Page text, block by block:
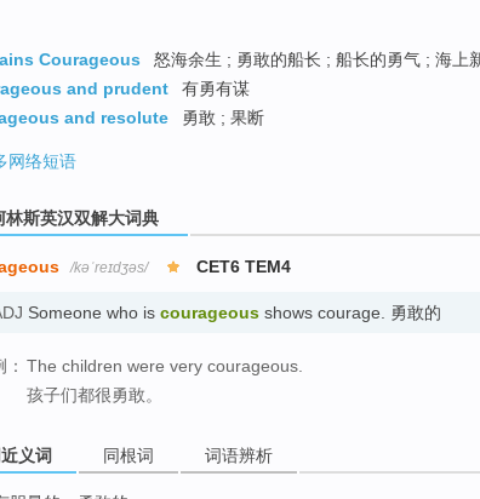
Courageous
怒海余生 ; 勇敢的船长 ; 船长的勇气 ; 海上
and prudent
有勇有谋
and resolute
勇敢 ; 果断
网络短语
林斯英汉双解大词典
/kəˈreɪdʒəs/ CET6 TEM4
Someone who is courageous shows courage. 勇敢的
： The children were very courageous.
孩子们都很勇敢。
义词 同根词 词语辨析